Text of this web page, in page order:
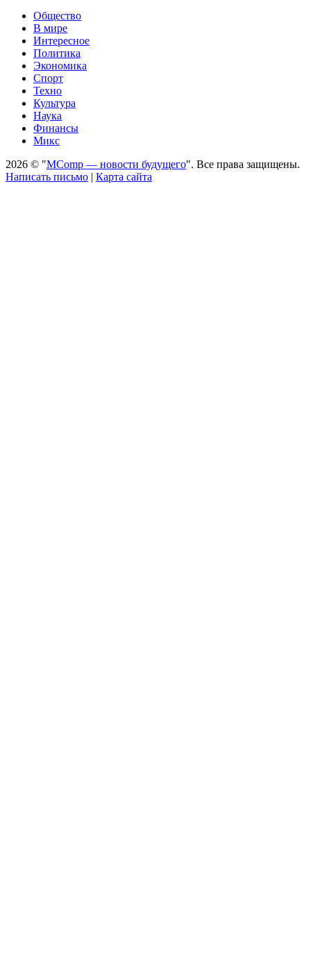
Общество
В мире
Интересное
Политика
Экономика
Спорт
Техно
Культура
Наука
Финансы
Микс
2026 © "MComp — новости будущего". Все права защищены.
Написать письмо | Карта сайта